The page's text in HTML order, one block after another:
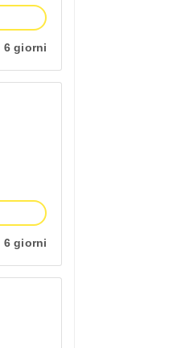
6 giorni
6 giorni